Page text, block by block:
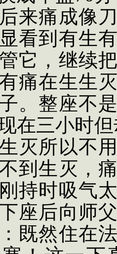
来痛成像
看到有生
它，继续
痛在生生
。整座不
在三小时
灭所以不
到生灭，
持时吸气
座后向师
既然住在